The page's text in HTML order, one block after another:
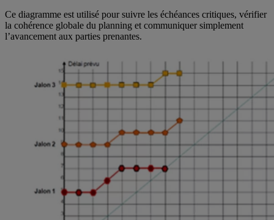
Ce diagramme est utilisé pour suivre les échéances critiques, vérifier
la cohérence globale du planning et communiquer simplement
l’avancement aux parties prenantes.